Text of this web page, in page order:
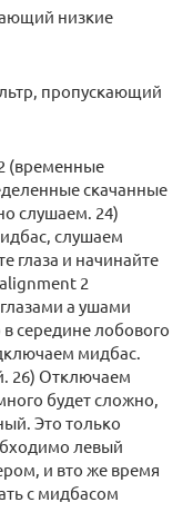
низкие
пропускающий
(временные
скачанные
слушаем. 24)
слушаем
глаза и начинайте
2
а ушами
середине лобового
мидбас.
26) Отключаем
будет сложно,
Это только
левый
и вто же время
с мидбасом